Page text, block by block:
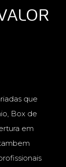
que
Box de
em